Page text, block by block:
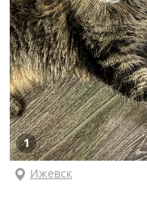
1
Ижевск